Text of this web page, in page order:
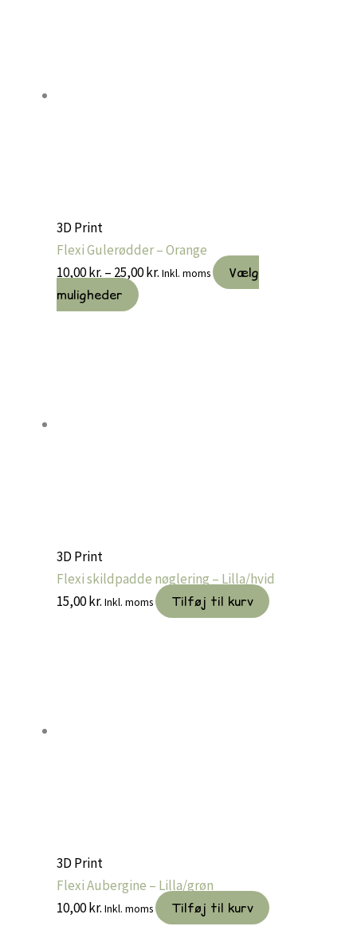
3D Print
Flexi Gulerødder – Orange
10,00kr. – 25,00kr.Prisinterval:
Inkl. moms
Vælg
muligheder
Dette
3D Print
Flexi skildpadde nøglering – Lilla/hvid
15,00kr. Inkl. moms Tilføj til kurv
3D Print
Flexi Aubergine – Lilla/grøn
10,00kr. Inkl. moms Tilføj til kurv